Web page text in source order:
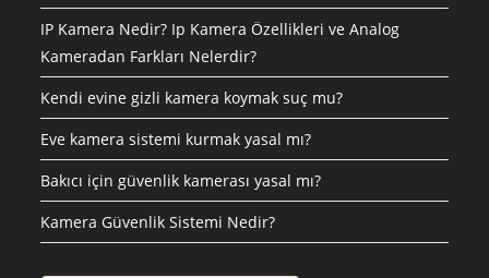
IP Kamera Nedir? Ip Kamera Özellikleri ve Analog
Kameradan Farkları Nelerdir?
Kendi evine gizli kamera koymak suç mu?
Eve kamera sistemi kurmak yasal mı?
Bakıcı için güvenlik kamerası yasal mı?
Kamera Güvenlik Sistemi Nedir?